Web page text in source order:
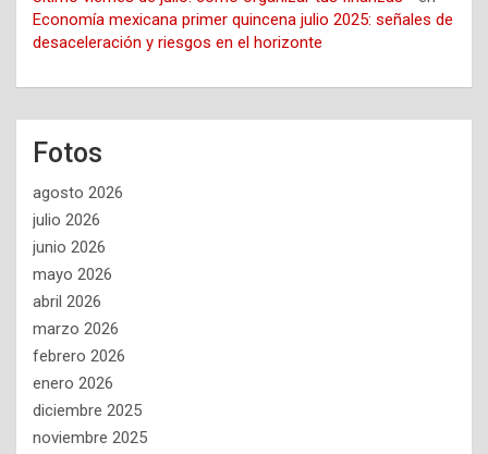
Economía mexicana primer quincena julio 2025: señales de
desaceleración y riesgos en el horizonte
Fotos
agosto 2026
julio 2026
junio 2026
mayo 2026
abril 2026
marzo 2026
febrero 2026
enero 2026
diciembre 2025
noviembre 2025